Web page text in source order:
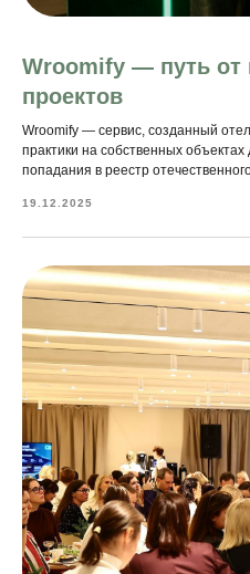
Wroomify — путь от
проектов
Wroomify — сервис, созданный
практики на собственных
попадания в реестр
19.12.2025